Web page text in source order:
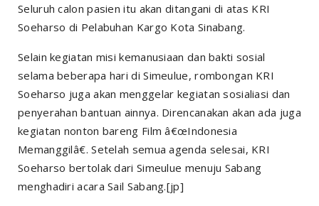
Seluruh calon pasien itu akan ditangani di atas KRI
Soeharso di Pelabuhan Kargo Kota Sinabang.
Selain kegiatan misi kemanusiaan dan bakti sosial
selama beberapa hari di Simeulue, rombongan KRI
Soeharso juga akan menggelar kegiatan sosialiasi dan
penyerahan bantuan ainnya. Direncanakan akan ada juga
kegiatan nonton bareng Film â€œIndonesia
Memanggilâ€. Setelah semua agenda selesai, KRI
Soeharso bertolak dari Simeulue menuju Sabang
menghadiri acara Sail Sabang.[jp]